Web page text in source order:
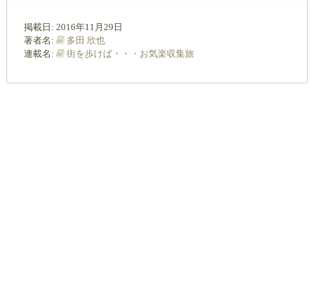
掲載日: 2016年11月29日
著者名:
多田 欣也
連載名:
街を歩けば・・・お気楽収集旅